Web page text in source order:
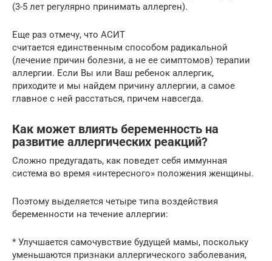
(3-5 лет регулярно принимать аллерген).
Еще раз отмечу, что АСИТ
считается единственным способом радикальной
(лечение причин болезни, а не ее симптомов) терапии
аллергии. Если Вы или Ваш ребенок аллергик,
приходите и мы найдем причину аллергии, а самое
главное с ней расстаться, причем навсегда.
Как может влиять беременность на
развитие аллергических реакций?
Сложно предугадать, как поведет себя иммунная
система во время «интересного» положения женщины.
Поэтому выделяется четыре типа воздействия
беременности на течение аллергии:
* Улучшается самочувствие будущей мамы, поскольку
уменьшаются признаки аллергического заболевания,